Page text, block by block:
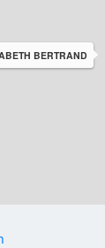
BERTRAND